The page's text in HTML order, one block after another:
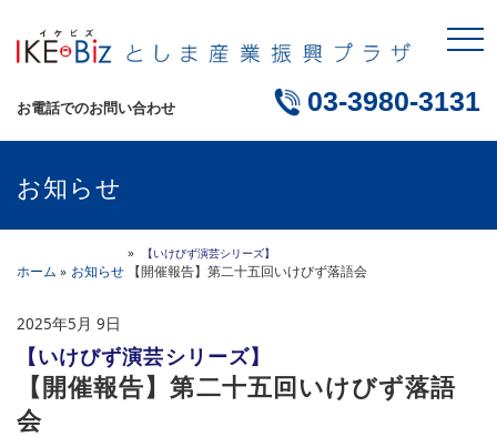
お電話でのお問い合わせ 03-3980-3131
お知らせ
ホーム お知らせ
【いけびず演芸シリーズ】
【開催報告】第二十五回いけびず落語会
2025年5月 9日
【いけびず演芸シリーズ】
【開催報告】第二十五回いけびず落語
会